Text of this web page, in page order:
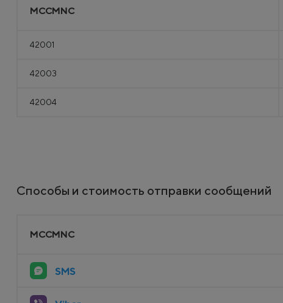
MCCMNC
42001
42003
42004
Способы и стоимость отправки сообщений
MCCMNC
SMS